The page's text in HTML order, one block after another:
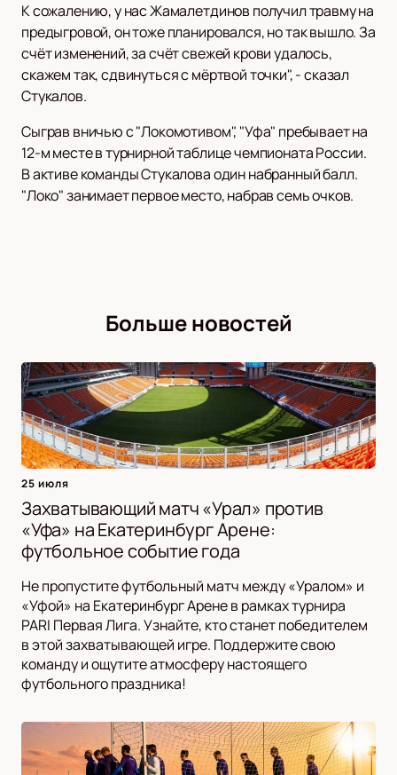
К сожалению, у нас Жамалетдинов получил травму на
предыгровой, он тоже планировался, но так вышло. За
счёт изменений, за счёт свежей крови удалось,
скажем так, сдвинуться с мёртвой точки", - сказал
Стукалов.
Сыграв вничью с "Локомотивом", "Уфа" пребывает на
12-м месте в турнирной таблице чемпионата России.
В активе команды Стукалова один набранный балл.
"Локо" занимает первое место, набрав семь очков.
Больше новостей
25 июля
Захватывающий матч «Урал» против
«Уфа» на Екатеринбург Арене:
футбольное событие года
Не пропустите футбольный матч между «Уралом» и
«Уфой» на Екатеринбург Арене в рамках турнира
PARI Первая Лига. Узнайте, кто станет победителем
в этой захватывающей игре. Поддержите свою
команду и ощутите атмосферу настоящего
футбольного праздника!